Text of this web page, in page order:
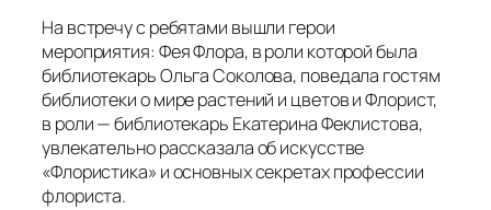
На встречу с ребятами вышли герои
мероприятия: Фея Флора, в роли которой была
библиотекарь Ольга Соколова, поведала гостям
библиотеки о мире растений и цветов и Флорист,
в роли — библиотекарь Екатерина Феклистова,
увлекательно рассказала об искусстве
«Флористика» и основных секретах профессии
флориста.